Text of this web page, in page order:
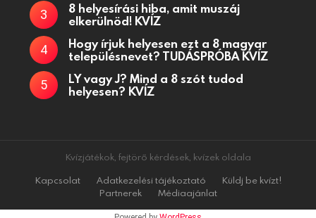
8 helyesírási hiba, amit muszáj
elkerülnöd! KVÍZ
Hogy írjuk helyesen ezt a 8 magyar
településnevet? TUDÁSPRÓBA KVÍZ
LY vagy J? Mind a 8 szót tudod
helyesen? KVÍZ
Kvízjátékok, fejtörő kérdések, kvízek oldala
Kapcsolat
Adatkezelési tájékoztató
Küldj be kvízt!
Partnerek
Médiaajánlat